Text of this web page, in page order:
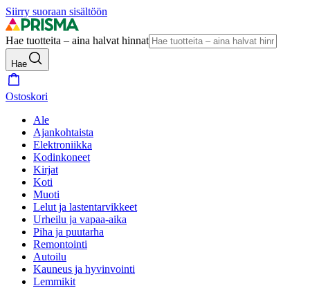
Siirry suoraan sisältöön
Hae tuotteita – aina halvat hinnat
Hae
Ostoskori
Ale
Ajankohtaista
Elektroniikka
Kodinkoneet
Kirjat
Koti
Muoti
Lelut ja lastentarvikkeet
Urheilu ja vapaa-aika
Piha ja puutarha
Remontointi
Autoilu
Kauneus ja hyvinvointi
Lemmikit